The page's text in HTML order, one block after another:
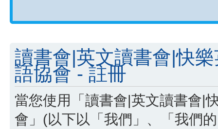
讀書會|英文讀書會|快
語協會 - 註冊
當您使用「讀書會|英文讀書會|
會」(以下以「我們」、「我們